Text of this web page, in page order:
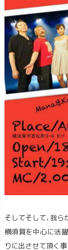
そしてそして、我ら
横須賀を中心に活
りに出させて頂く事